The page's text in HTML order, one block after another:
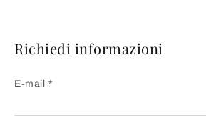
Richiedi informazioni
E-mail *